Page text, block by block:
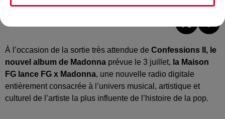
À l’occasion de la sortie très attendue de Confessions II, le
nouvel album de Madonna prévue le 3 juillet, la Maison
FG lance FG x Madonna, une nouvelle radio digitale
entièrement consacrée à l’univers musical, artistique et
culturel de l’artiste la plus influente de l’histoire de la pop.